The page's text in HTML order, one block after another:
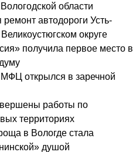
области
автодороги Усть-
округе
получила первое место в
открылся в заречной
работы по
территориях
в Вологде стала
душой